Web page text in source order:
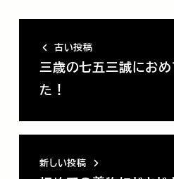
古い投稿
三歳の七五三誠にお
た！
新しい投稿